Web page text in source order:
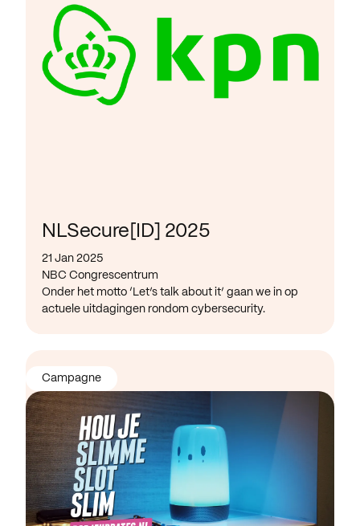
NLSecure[ID] 2025
21 Jan 2025
NBC Congrescentrum
Onder het motto ‘Let’s talk about it’ gaan we in op
actuele uitdagingen rondom cybersecurity.
Campagne